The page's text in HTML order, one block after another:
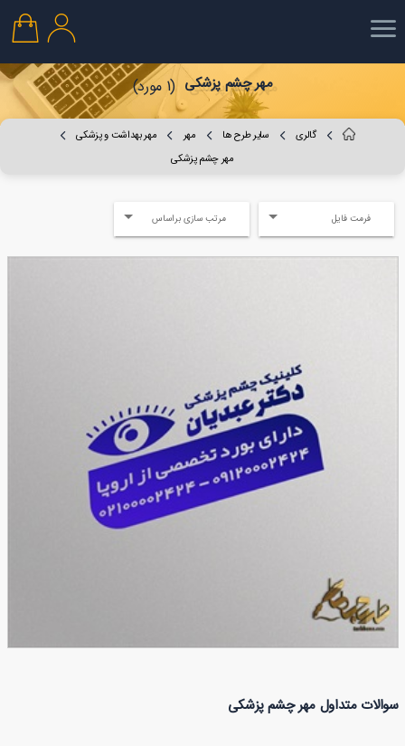
مهر چشم پزشکی (1 مورد)
گالری سایر طرح ها مهر
مهر بهداشت و پزشکی
مهر چشم پزشکی
فرمت فایل مرتب سازی براساس
سوالات متداول مهر چشم پزشکی